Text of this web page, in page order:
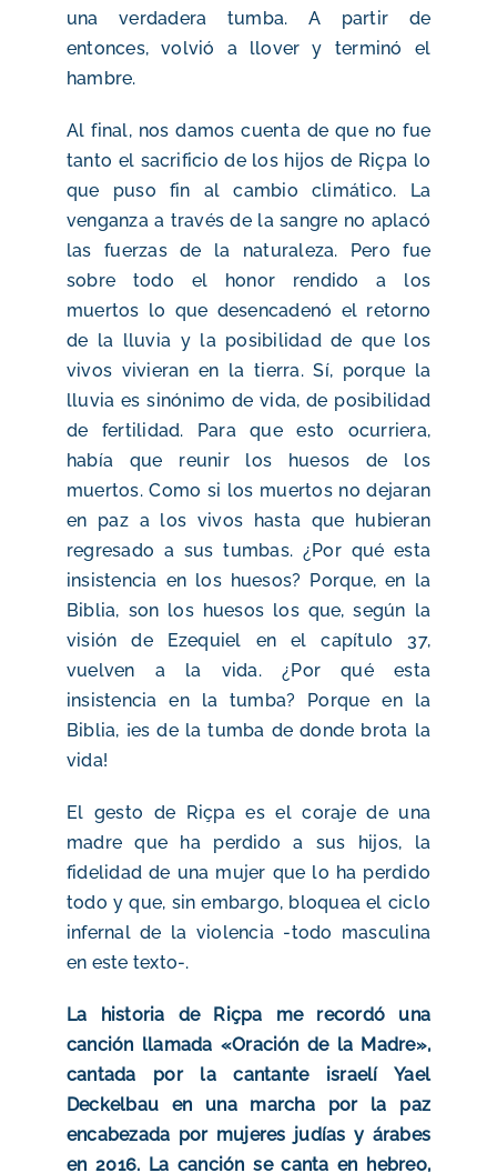
una verdadera tumba. A partir de
entonces, volvió a llover y terminó el
hambre.
Al final, nos damos cuenta de que no fue
tanto el sacrificio de los hijos de Riçpa lo
que puso fin al cambio climático. La
venganza a través de la sangre no aplacó
las fuerzas de la naturaleza. Pero fue
sobre todo el honor rendido a los
muertos lo que desencadenó el retorno
de la lluvia y la posibilidad de que los
vivos vivieran en la tierra. Sí, porque la
lluvia es sinónimo de vida, de posibilidad
de fertilidad. Para que esto ocurriera,
había que reunir los huesos de los
muertos. Como si los muertos no dejaran
en paz a los vivos hasta que hubieran
regresado a sus tumbas. ¿Por qué esta
insistencia en los huesos? Porque, en la
Biblia, son los huesos los que, según la
visión de Ezequiel en el capítulo 37,
vuelven a la vida. ¿Por qué esta
insistencia en la tumba? Porque en la
Biblia, ¡es de la tumba de donde brota la
vida!
El gesto de Riçpa es el coraje de una
madre que ha perdido a sus hijos, la
fidelidad de una mujer que lo ha perdido
todo y que, sin embargo, bloquea el ciclo
infernal de la violencia -todo masculina
en este texto-.
La historia de Riçpa me recordó una
canción llamada «Oración de la Madre»,
cantada por la cantante israelí Yael
Deckelbau en una marcha por la paz
encabezada por mujeres judías y árabes
en 2016. La canción se canta en hebreo,